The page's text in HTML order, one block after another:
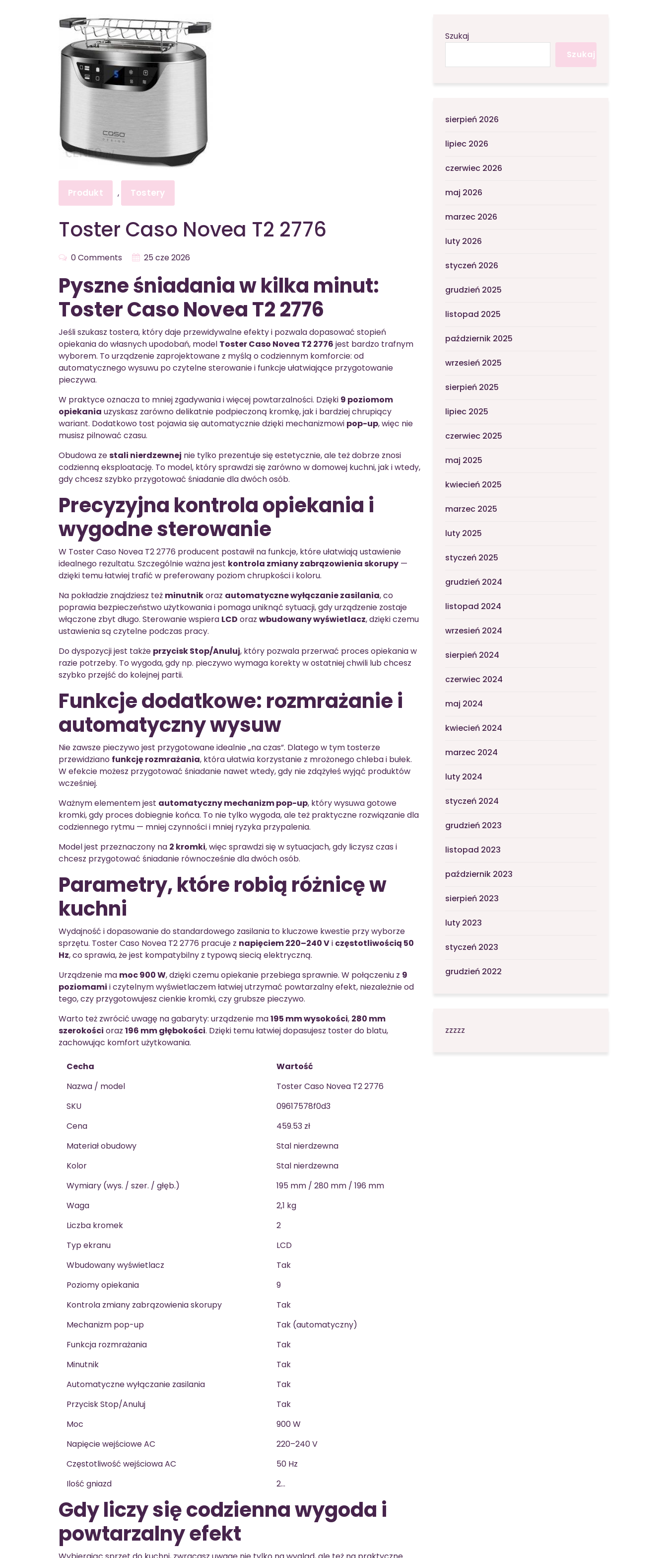
Produkt , Tostery
Toster Caso Novea T2 2776
0 Comments 25 cze 2026
Pyszne śniadania w kilka minut:
Toster Caso Novea T2 2776
Jeśli szukasz tostera, który daje przewidywalne efekty i pozwala dopasować stopień
opiekania do własnych upodobań, model Toster Caso Novea T2 2776 jest bardzo trafnym
wyborem. To urządzenie zaprojektowane z myślą o codziennym komforcie: od
automatycznego wysuwu po czytelne sterowanie i funkcje ułatwiające przygotowanie
pieczywa.
W praktyce oznacza to mniej zgadywania i więcej powtarzalności. Dzięki 9 poziomom
opiekania uzyskasz zarówno delikatnie podpieczoną kromkę, jak i bardziej chrupiący
wariant. Dodatkowo tost pojawia się automatycznie dzięki mechanizmowi pop-up, więc nie
musisz pilnować czasu.
Obudowa zestali nierdzewnej nie tylko prezentuje się estetycznie, ale też dobrze znosi
codzienną eksploatację. To model, który sprawdzi się zarówno w domowej kuchni, jak i wtedy,
gdy chcesz szybko przygotować śniadanie dla dwóch osób.
Precyzyjna kontrola opiekania i
wygodne sterowanie
W Toster Caso Novea T2 2776 producent postawił na funkcje, które ułatwiają ustawienie
idealnego rezultatu. Szczególnie ważna jest kontrola zmiany zabrązowienia skorupy —
dzięki temu łatwiej trafić w preferowany poziom chrupkości i koloru.
Na pokładzie znajdziesz też minutnikoraz automatyczne wyłączanie zasilania, co
poprawia bezpieczeństwo użytkowania i pomaga uniknąć sytuacji, gdy urządzenie zostaje
włączone zbyt długo. Sterowanie wspiera LCD oraz wbudowany wyświetlacz, dzięki czemu
ustawienia są czytelne podczas pracy.
Do dyspozycji jest także przycisk Stop/Anuluj, który pozwala przerwać proces opiekania w
razie potrzeby. To wygoda, gdy np. pieczywo wymaga korekty w ostatniej chwili lub chcesz
szybko przejść do kolejnej partii.
Funkcje dodatkowe: rozmrażanie i
automatyczny wysuw
Nie zawsze pieczywo jest przygotowane idealnie „na czas”. Dlatego w tym tosterze
przewidziano funkcję rozmrażania, która ułatwia korzystanie z mrożonego chleba i bułek.
W efekcie możesz przygotować śniadanie nawet wtedy, gdy nie zdążyłeś wyjąć produktów
wcześniej.
Ważnym elementem jest automatyczny mechanizm pop-up, który wysuwa gotowe
kromki, gdy proces dobiegnie końca. To nie tylko wygoda, ale też praktyczne rozwiązanie dla
codziennego rytmu — mniej czynności i mniej ryzyka przypalenia.
Model jest przeznaczony na 2 kromki, więc sprawdzi się w sytuacjach, gdy liczysz czas i
chcesz przygotować śniadanie równocześnie dla dwóch osób.
Parametry, które robią różnicę w
kuchni
Wydajność i dopasowanie do standardowego zasilania to kluczowe kwestie przy wyborze
sprzętu. Toster Caso Novea T2 2776 pracuje z napięciem 220–240 Vi częstotliwością 50
Hz, co sprawia, że jest kompatybilny z typową siecią elektryczną.
Urządzenie ma moc 900 W, dzięki czemu opiekanie przebiega sprawnie. W połączeniu z 9
poziomami i czytelnym wyświetlaczem łatwiej utrzymać powtarzalny efekt, niezależnie od
tego, czy przygotowujesz cienkie kromki, czy grubsze pieczywo.
Warto też zwrócić uwagę na gabaryty: urządzenie ma195 mm wysokości, 280 mm
szerokości oraz 196 mm głębokości. Dzięki temu łatwiej dopasujesz toster do blatu,
zachowując komfort użytkowania.
Cecha
Wartość
Nazwa / model
Toster Caso Novea T2 2776
SKU
09617578f0d3
Cena
459.53 zł
Materiał obudowy
Stal nierdzewna
Kolor
Stal nierdzewna
Wymiary (wys. / szer. / głęb.)
195 mm / 280 mm / 196 mm
Waga
2,1 kg
Liczba kromek
2
Typ ekranu
LCD
Wbudowany wyświetlacz
Tak
Poziomy opiekania
9
Kontrola zmiany zabrązowienia skorupy
Tak
Mechanizm pop-up
Tak (automatyczny)
Funkcja rozmrażania
Tak
Minutnik
Tak
Automatyczne wyłączanie zasilania
Tak
Przycisk Stop/Anuluj
Tak
Moc
900 W
Napięcie wejściowe AC
220–240 V
Częstotliwość wejściowa AC
50 Hz
Ilość gniazd
2…
Gdy liczy się codzienna wygoda i
powtarzalny efekt
Szukaj
Szukaj
sierpień 2026
lipiec 2026
czerwiec 2026
maj 2026
marzec 2026
luty 2026
styczeń 2026
grudzień 2025
listopad 2025
październik 2025
wrzesień 2025
sierpień 2025
lipiec 2025
czerwiec 2025
maj 2025
kwiecień 2025
marzec 2025
luty 2025
styczeń 2025
grudzień 2024
listopad 2024
wrzesień 2024
sierpień 2024
czerwiec 2024
maj 2024
kwiecień 2024
marzec 2024
luty 2024
styczeń 2024
grudzień 2023
listopad 2023
październik 2023
sierpień 2023
luty 2023
styczeń 2023
grudzień 2022
zzzzz